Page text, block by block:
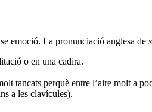
emoció. La pronunciació anglesa de
o en una cadira.
tancats perquè entre l’aire molt a
a les clavícules).